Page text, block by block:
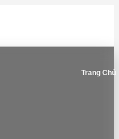
Trang Chủ